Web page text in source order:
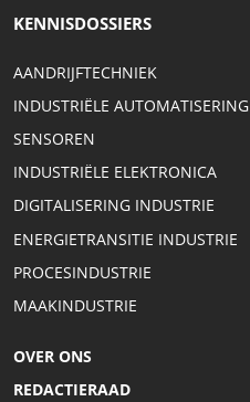
KENNISDOSSIERS
AANDRIJFTECHNIEK
INDUSTRIËLE AUTOMATISERING
SENSOREN
INDUSTRIËLE ELEKTRONICA
DIGITALISERING INDUSTRIE
ENERGIETRANSITIE INDUSTRIE
PROCESINDUSTRIE
MAAKINDUSTRIE
OVER ONS
REDACTIERAAD